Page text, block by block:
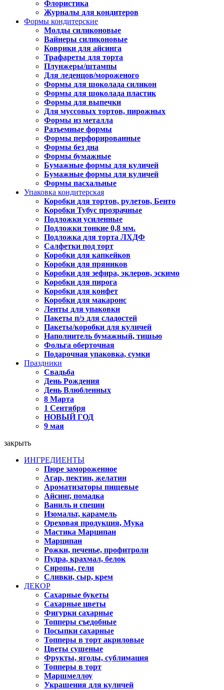
Флористика
Журналы для кондитеров
Формы кондитерские
Молды силиконовые
Вайнеры силиконовые
Коврики для айсинга
Трафареты для торта
Плунжеры/штампы
Для леденцов/мороженого
Формы для шоколада силикон
Формы для шоколада пластик
Формы для выпечки
Для муссовых тортов, пирожных
Формы из металла
Разъемные формы
Формы перфорированные
Формы без дна
Формы бумажные
Бумажные формы для куличей
Бумажные формы для куличей
Формы пасхальные
Упаковка кондитерская
Коробки для тортов, рулетов, Бенто
Коробки Тубус прозрачные
Подложки усиленные
Подложки тонкие 0,8 мм.
Подложка для торта ЛХДФ
Салфетки под торт
Коробки для капкейков
Коробки для пряников
Коробки для зефира, эклеров, эскимо
Коробки для пирога
Коробки для конфет
Коробки для макаронс
Ленты для упаковки
Пакеты п/э для сладостей
Пакеты/коробки для куличей
Наполнитель бумажный, тишью
Фольга оберточная
Подарочная упаковка, сумки
Праздники
Свадьба
День Рождения
День Влюбленных
8 Марта
1 Сентября
НОВЫЙ ГОД
9 мая
закрыть
ИНГРЕДИЕНТЫ
Пюре замороженное
Агар, пектин, желатин
Ароматизаторы пищевые
Айсинг, помадка
Ваниль и специи
Изомальт, карамель
Ореховая продукция, Мука
Мастика Марципан
Марципан
Рожки, печенье, профитроли
Пудра, крахмал, белок
Сиропы, гели
Сливки, сыр, крем
ДЕКОР
Сахарные букеты
Сахарные цветы
Фигурки сахарные
Топперы съедобные
Посыпки сахарные
Топперы в торт акриловые
Цветы сушеные
Фрукты, ягоды, сублимация
Топперы в торт
Маршмеллоу
Украшения для куличей